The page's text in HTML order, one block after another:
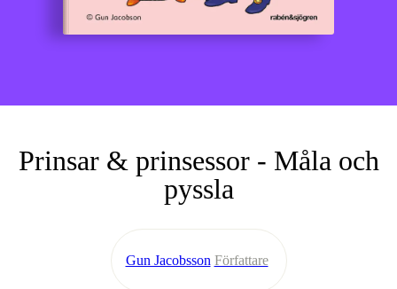
Prinsar & prinsessor - Måla och
pyssla
Gun Jacobsson Författare